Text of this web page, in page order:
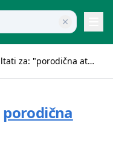
Rezultati za: "porodična atmosfera"
porodična